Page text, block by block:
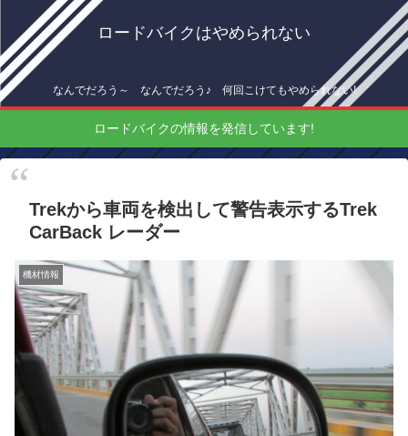
ロードバイクはやめられない
なんでだろう～ なんでだろう♪ 何回こけてもやめられない!
ロードバイクの情報を発信しています!
Trekから車両を検出して警告表示するTrek
CarBack レーダー
機材情報